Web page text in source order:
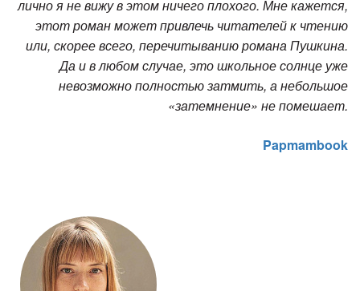
лично я не вижу в этом ничего плохого. Мне кажется,
этот роман может привлечь читателей к чтению
или, скорее всего, перечитыванию романа Пушкина.
Да и в любом случае, это школьное солнце уже
невозможно полностью затмить, а небольшое
«затемнение» не помешает.
Papmambook